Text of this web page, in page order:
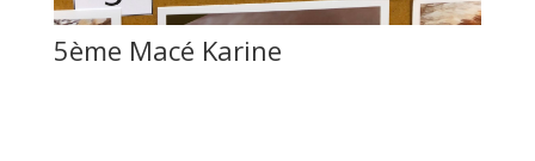
5ème Macé Karine